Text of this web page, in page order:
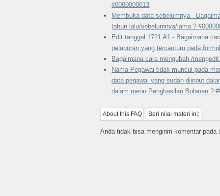
#0000000013
Membuka data sebelumnya -
tahun lalu/sebelumnya/lama ?
Edit tanggal 1721 A1 - Bagaimana
pelaporan yang tercantum pada
Bagaimana cara mengubah /
Nama Pegawai tidak muncul pada
data pegawai yang sudah diinput
dalam menu Penghasilan Bulanan ?
About this FAQ Beri nilai materi ini:
Anda tidak bisa mengirim komentar pada